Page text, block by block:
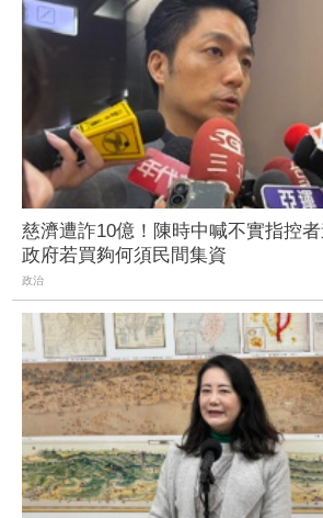
慈濟遭詐10億！陳時中喊不實指控
政府若買夠何須民間集資
政治